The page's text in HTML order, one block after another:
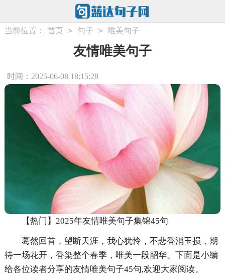
当前位置： 首页 > 句子 > 唯美句子
友情唯美句子
时间：2025-06-08 18:15:28
【热门】2025年友情唯美句子集锦45句
蓦然回首，望断天涯，我心犹怜，不悲香消玉损，期
待一场花开，香染整个春季，唯美一段韶华。下面是小编
给各位读者分享的友情唯美句子45句,欢迎大家阅读。